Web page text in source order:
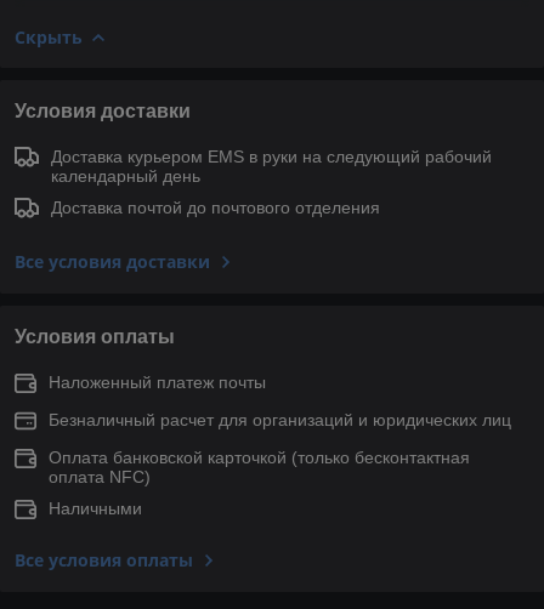
Скрыть
Условия доставки
Доставка курьером EMS в руки на следующий рабочий
календарный день
Доставка почтой до почтового отделения
Все условия доставки
Условия оплаты
Наложенный платеж почты
Безналичный расчет для организаций и юридических лиц
Оплата банковской карточкой (только беcконтактная
оплата NFC)
Наличными
Все условия оплаты